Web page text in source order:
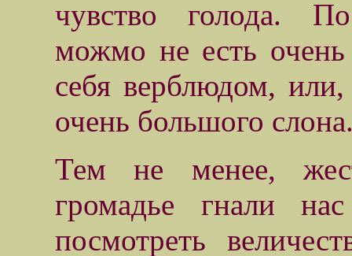
чувство голода.
можмо не есть очень
себя верблюдом,
очень большого
Тем не менее,
громадье гнали
посмотреть